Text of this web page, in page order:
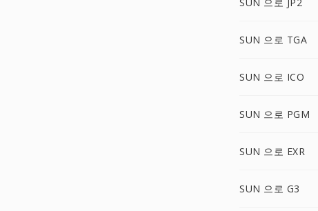
SUN 으로 TGA
SUN 으로 ICO
SUN 으로 PGM
SUN 으로 EXR
SUN 으로 G3